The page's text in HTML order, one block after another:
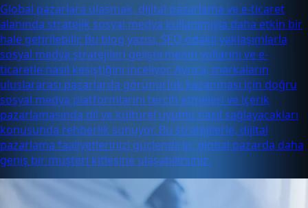
Global pazarlara ulaşmak, dijital pazarlama ve e-ticaret
alanında stratejik sosyal medya kullanımıyla daha etkin bir
hale getirilebilir. Bu blog yazısı, SEO odaklı yaklaşımlarla
sosyal medya stratejileri geliştirmenin yollarını ve e-
ticaretle nasıl kesiştiğini inceliyor. Ayrıca, markaların
uluslararası pazarlarda görünürlük kazanması için doğru
sosyal medya platformlarını tercih etmeleri ve içerik
pazarlamasında dil ve kültürel uyumu nasıl sağlayacakları
konusunda rehberlik sunuyor. Bu stratejilerle, dijital
pazarlama faaliyetlerinizi güçlendirip, global pazarda daha
geniş bir müşteri kitlesine ulaşabilirsiniz.